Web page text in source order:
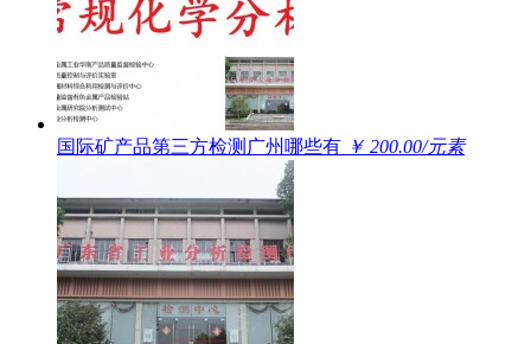
国际矿产品第三方检测广州哪些有 ￥ 200.00/元素